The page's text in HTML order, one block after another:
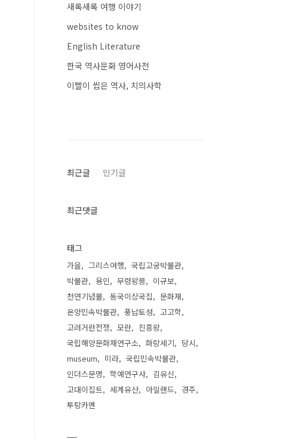
새록새록 여행 이야기
websites to know
English Literature
한국 역사문화 영어사전
이빨이 씹은 역사, 치의사학
최근글 인기글
최근댓글
태그
가을 그리스여행
국립고궁박물관
박물관
용인 무령왕릉
이규보
천연기념물
동국이상국집
문화재
온양민속박물관
풍납토성
고고학
고려거란전쟁
모란
진흥왕
국립해양문화재연구소
화랑세기
당시
museum
미라
국립민속박물관
인더스문명
학예연구사
김유신
고대이집트
세계유산 아일랜드
경주
투탕카멘